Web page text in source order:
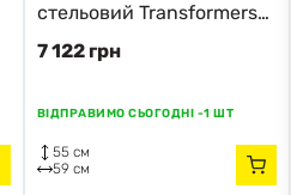
стельовий Transformers
24857 Alfa чорний
7 122 грн
ВІДПРАВИМО СЬОГОДНІ -1 ШТ
55 см
59 см